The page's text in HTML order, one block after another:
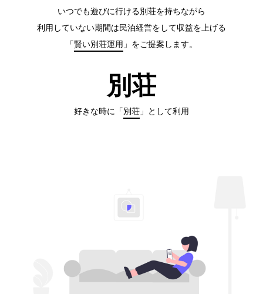
いつでも遊びに行ける別荘を持ちながら
利用していない期間は民泊経営をして収益を上げる
「賢い別荘運用 」をご提案します。
別荘
好きな時に「別荘 」として利用